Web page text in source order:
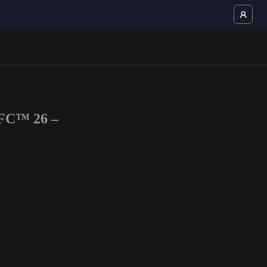
26 –